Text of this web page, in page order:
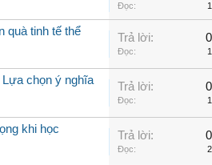
Đọc: 1
quà tinh tế thể
Trả lời: 0
Đọc: 1
chọn ý nghĩa
Trả lời: 0
Đọc: 1
khi học
Trả lời: 0
Đọc: 2